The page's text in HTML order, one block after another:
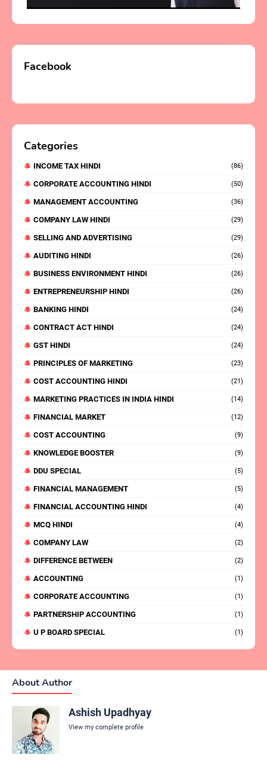
Facebook
Categories
INCOME TAX HINDI (86)
CORPORATE ACCOUNTING HINDI (50)
MANAGEMENT ACCOUNTING (36)
COMPANY LAW HINDI (29)
SELLING AND ADVERTISING (29)
AUDITING HINDI (26)
BUSINESS ENVIRONMENT HINDI (26)
ENTREPRENEURSHIP HINDI (26)
BANKING HINDI (24)
CONTRACT ACT HINDI (24)
GST HINDI (24)
PRINCIPLES OF MARKETING (23)
COST ACCOUNTING HINDI (21)
MARKETING PRACTICES IN INDIA HINDI (14)
FINANCIAL MARKET (12)
COST ACCOUNTING (9)
KNOWLEDGE BOOSTER (9)
DDU SPECIAL (5)
FINANCIAL MANAGEMENT (5)
FINANCIAL ACCOUNTING HINDI (4)
MCQ HINDI (4)
COMPANY LAW (2)
DIFFERENCE BETWEEN (2)
ACCOUNTING (1)
CORPORATE ACCOUNTING (1)
PARTNERSHIP ACCOUNTING (1)
U P BOARD SPECIAL (1)
About Author
Ashish Upadhyay
View my complete profile